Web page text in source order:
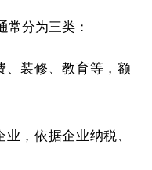
常分为三类：
、装修、教育等，额
，依据企业纳税、